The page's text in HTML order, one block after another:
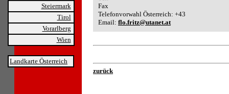
Steiermark
Tirol
Vorarlberg
Wien
Landkarte Österreich
Fax
Telefonvorwahl Österreich: +43
Email: flo.fritz@utanet.at
zurück